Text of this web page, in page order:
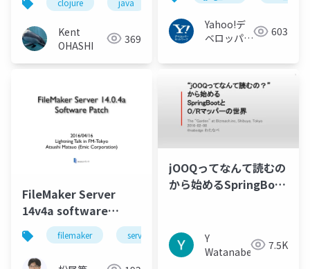
Kent
OHASHI
369
えてみました
Yahoo!デ
ベロッパー
ク
603
FileMaker Server
14v4a software
patch filemaker server security
jOOQってなんて読むの
から始めるSpringBoot
Y
Watanabe
7.5K